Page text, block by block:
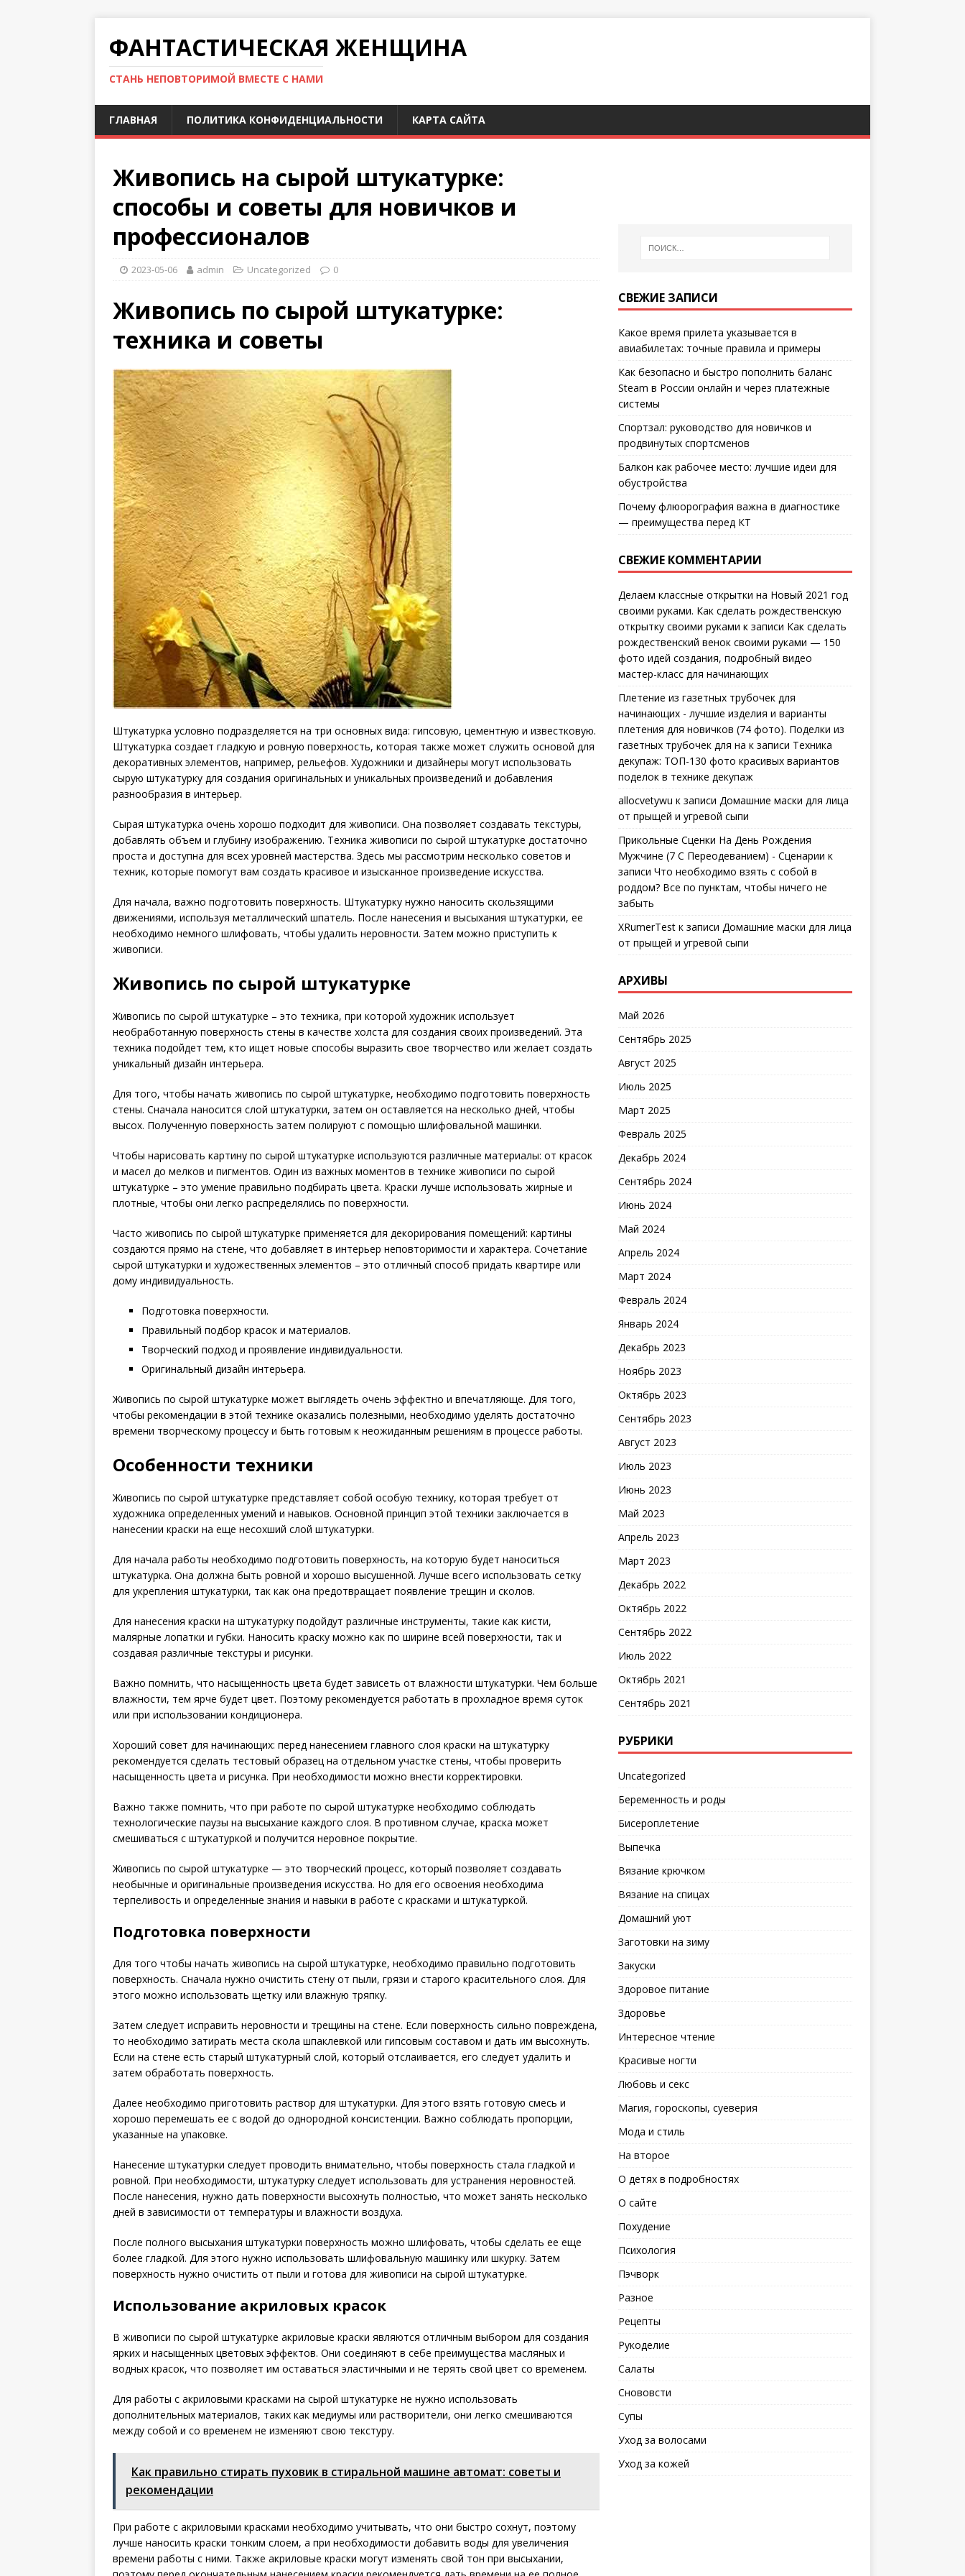
ФАНТАСТИЧЕСКАЯ ЖЕНЩИНА
СТАНЬ НЕПОВТОРИМОЙ ВМЕСТЕ С НАМИ
ГЛАВНАЯ ПОЛИТИКА КОНФИДЕНЦИАЛЬНОСТИ КАРТА САЙТА
Живопись на сырой штукатурке:
способы и советы для новичков и
профессионалов
2023-05-06 admin Uncategorized 0
Живопись по сырой штукатурке:
техника и советы
Штукатурка условно подразделяется на три основных вида: гипсовую, цементную и известковую.
Штукатурка создает гладкую и ровную поверхность, которая также может служить основой для
декоративных элементов, например, рельефов. Художники и дизайнеры могут использовать
сырую штукатурку для создания оригинальных и уникальных произведений и добавления
разнообразия в интерьер.
Сырая штукатурка очень хорошо подходит для живописи. Она позволяет создавать текстуры,
добавлять объем и глубину изображению. Техника живописи по сырой штукатурке достаточно
проста и доступна для всех уровней мастерства. Здесь мы рассмотрим несколько советов и
техник, которые помогут вам создать красивое и изысканное произведение искусства.
Для начала, важно подготовить поверхность. Штукатурку нужно наносить скользящими
движениями, используя металлический шпатель. После нанесения и высыхания штукатурки, ее
необходимо немного шлифовать, чтобы удалить неровности. Затем можно приступить к
живописи.
Живопись по сырой штукатурке
Живопись по сырой штукатурке – это техника, при которой художник использует
необработанную поверхность стены в качестве холста для создания своих произведений. Эта
техника подойдет тем, кто ищет новые способы выразить свое творчество или желает создать
уникальный дизайн интерьера.
Для того, чтобы начать живопись по сырой штукатурке, необходимо подготовить поверхность
стены. Сначала наносится слой штукатурки, затем он оставляется на несколько дней, чтобы
высох. Полученную поверхность затем полируют с помощью шлифовальной машинки.
Чтобы нарисовать картину по сырой штукатурке используются различные материалы: от красок
и масел до мелков и пигментов. Один из важных моментов в технике живописи по сырой
штукатурке – это умение правильно подбирать цвета. Краски лучше использовать жирные и
плотные, чтобы они легко распределялись по поверхности.
Часто живопись по сырой штукатурке применяется для декорирования помещений: картины
создаются прямо на стене, что добавляет в интерьер неповторимости и характера. Сочетание
сырой штукатурки и художественных элементов – это отличный способ придать квартире или
дому индивидуальность.
Подготовка поверхности.
Правильный подбор красок и материалов.
Творческий подход и проявление индивидуальности.
Оригинальный дизайн интерьера.
Живопись по сырой штукатурке может выглядеть очень эффектно и впечатляюще. Для того,
чтобы рекомендации в этой технике оказались полезными, необходимо уделять достаточно
времени творческому процессу и быть готовым к неожиданным решениям в процессе работы.
Особенности техники
Живопись по сырой штукатурке представляет собой особую технику, которая требует от
художника определенных умений и навыков. Основной принцип этой техники заключается в
нанесении краски на еще несохший слой штукатурки.
Для начала работы необходимо подготовить поверхность, на которую будет наноситься
штукатурка. Она должна быть ровной и хорошо высушенной. Лучше всего использовать сетку
для укрепления штукатурки, так как она предотвращает появление трещин и сколов.
Для нанесения краски на штукатурку подойдут различные инструменты, такие как кисти,
малярные лопатки и губки. Наносить краску можно как по ширине всей поверхности, так и
создавая различные текстуры и рисунки.
Важно помнить, что насыщенность цвета будет зависеть от влажности штукатурки. Чем больше
влажности, тем ярче будет цвет. Поэтому рекомендуется работать в прохладное время суток
или при использовании кондиционера.
Хороший совет для начинающих: перед нанесением главного слоя краски на штукатурку
рекомендуется сделать тестовый образец на отдельном участке стены, чтобы проверить
насыщенность цвета и рисунка. При необходимости можно внести корректировки.
Важно также помнить, что при работе по сырой штукатурке необходимо соблюдать
технологические паузы на высыхание каждого слоя. В противном случае, краска может
смешиваться с штукатуркой и получится неровное покрытие.
Живопись по сырой штукатурке — это творческий процесс, который позволяет создавать
необычные и оригинальные произведения искусства. Но для его освоения необходима
терпеливость и определенные знания и навыки в работе с красками и штукатуркой.
Подготовка поверхности
Для того чтобы начать живопись на сырой штукатурке, необходимо правильно подготовить
поверхность. Сначала нужно очистить стену от пыли, грязи и старого красительного слоя. Для
этого можно использовать щетку или влажную тряпку.
Затем следует исправить неровности и трещины на стене. Если поверхность сильно повреждена,
то необходимо затирать места скола шпаклевкой или гипсовым составом и дать им высохнуть.
Если на стене есть старый штукатурный слой, который отслаивается, его следует удалить и
затем обработать поверхность.
Далее необходимо приготовить раствор для штукатурки. Для этого взять готовую смесь и
хорошо перемешать ее с водой до однородной консистенции. Важно соблюдать пропорции,
указанные на упаковке.
Нанесение штукатурки следует проводить внимательно, чтобы поверхность стала гладкой и
ровной. При необходимости, штукатурку следует использовать для устранения неровностей.
После нанесения, нужно дать поверхности высохнуть полностью, что может занять несколько
дней в зависимости от температуры и влажности воздуха.
После полного высыхания штукатурки поверхность можно шлифовать, чтобы сделать ее еще
более гладкой. Для этого нужно использовать шлифовальную машинку или шкурку. Затем
поверхность нужно очистить от пыли и готова для живописи на сырой штукатурке.
Использование акриловых красок
В живописи по сырой штукатурке акриловые краски являются отличным выбором для создания
ярких и насыщенных цветовых эффектов. Они соединяют в себе преимущества масляных и
водных красок, что позволяет им оставаться эластичными и не терять свой цвет со временем.
Для работы с акриловыми красками на сырой штукатурке не нужно использовать
дополнительных материалов, таких как медиумы или растворители, они легко смешиваются
между собой и со временем не изменяют свою текстуру.
Как правильно стирать пуховик в стиральной машине автомат: советы и
рекомендации
При работе с акриловыми красками необходимо учитывать, что они быстро сохнут, поэтому
лучше наносить краски тонким слоем, а при необходимости добавить воды для увеличения
времени работы с ними. Также акриловые краски могут изменять свой тон при высыхании,
СВЕЖИЕ ЗАПИСИ
Какое время прилета указывается в
авиабилетах: точные правила и примеры
Как безопасно и быстро пополнить баланс
Steam в России онлайн и через платежные
системы
Спортзал: руководство для новичков и
продвинутых спортсменов
Балкон как рабочее место: лучшие идеи для
обустройства
Почему флюорография важна в диагностике
— преимущества перед КТ
СВЕЖИЕ КОММЕНТАРИИ
Делаем классные открытки на Новый 2021 год
своими руками. Как сделать рождественскую
открытку своими руками к записи Как сделать
рождественский венок своими руками — 150
фото идей создания, подробный видео
мастер-класс для начинающих
Плетение из газетных трубочек для
начинающих - лучшие изделия и варианты
плетения для новичков (74 фото). Поделки из
газетных трубочек для на к записи Техника
декупаж: ТОП-130 фото красивых вариантов
поделок в технике декупаж
allocvetywu к записи Домашние маски для лица
от прыщей и угревой сыпи
Прикольные Сценки На День Рождения
Мужчине (7 С Переодеванием) - Сценарии к
записи Что необходимо взять с собой в
роддом? Все по пунктам, чтобы ничего не
забыть
XRumerTestк записи Домашние маски для лица
от прыщей и угревой сыпи
АРХИВЫ
Май 2026
Сентябрь 2025
Август 2025
Июль 2025
Март 2025
Февраль 2025
Декабрь 2024
Сентябрь 2024
Июнь 2024
Май 2024
Апрель 2024
Март 2024
Февраль 2024
Январь 2024
Декабрь 2023
Ноябрь 2023
Октябрь 2023
Сентябрь 2023
Август 2023
Июль 2023
Июнь 2023
Май 2023
Апрель 2023
Март 2023
Декабрь 2022
Октябрь 2022
Сентябрь 2022
Июль 2022
Октябрь 2021
Сентябрь 2021
РУБРИКИ
Uncategorized
Беременность и роды
Бисероплетение
Выпечка
Вязание крючком
Вязание на спицах
Домашний уют
Заготовки на зиму
Закуски
Здоровое питание
Здоровье
Интересное чтение
Красивые ногти
Любовь и секс
Магия, гороскопы, суеверия
Мода и стиль
На второе
О детях в подробностях
О сайте
Похудение
Психология
Пэчворк
Разное
Рецепты
Рукоделие
Салаты
Снововсти
Супы
Уход за волосами
Уход за кожей